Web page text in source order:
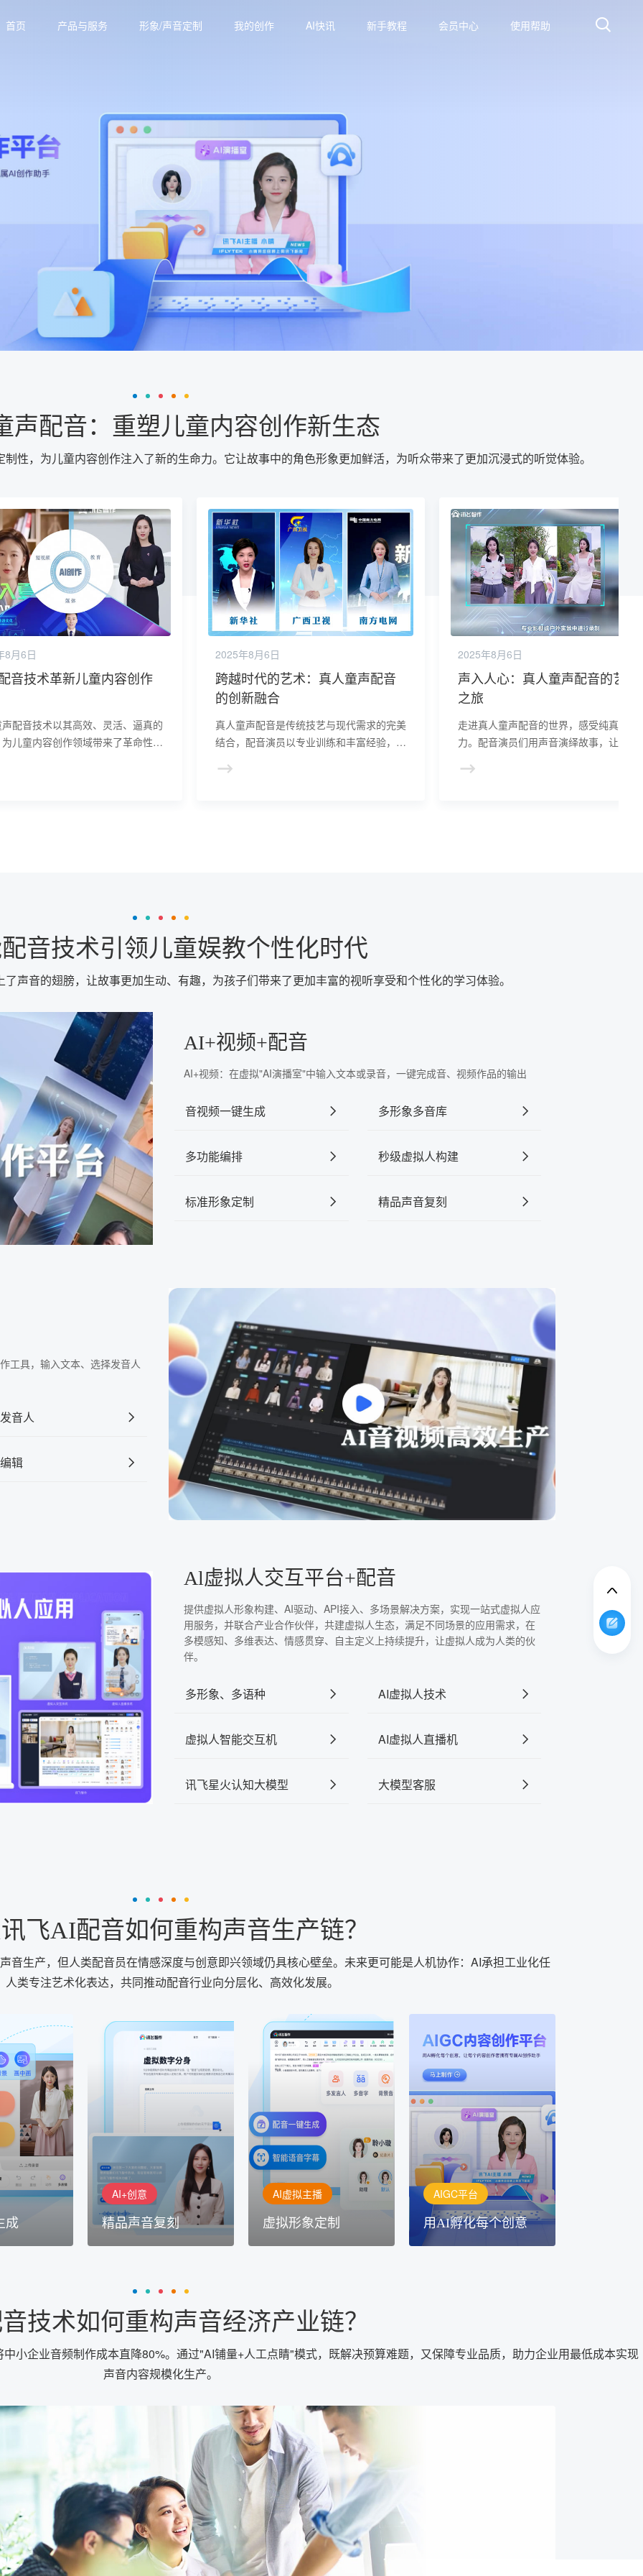
首页 产品与服务 形象/声音定制 我的创作 AI快讯 新手教程 会员中心 使用帮助
声配音：重塑儿童内容创作新生态
性，为儿童内容创作注入了新的生命力。它让故事中的角色形象更加鲜活，为听众带来了更加沉浸式的听觉体验。
8月6日
音技术革新儿童内容创作
配音技术以其高效、灵活、逼真的
儿童内容创作领域带来了革命性的
2025年8月6日
跨越时代的艺术：真人童声配音
的创新融合
真人童声配音是传统技艺与现代需求的完美
结合，配音演员以专业训练和丰富经验，精
来丰富的视听享受。
2025年8月6日
声入人心：真人童声配音的艺术
之旅
走进真人童声配音的世界，感受纯真与魅
力。配音演员们用声音演绎故事，让我们
宴。
音技术引领儿童娱教个性化时代
声音的翅膀，让故事更加生动、有趣，为孩子们带来了更加丰富的视听享受和个性化的学习体验。
AI+视频+配音
AI+视频：在虚拟"AI演播室"中输入文本或录音，一键完成音、视频作品的输出
音视频一键生成 多形象多音库
多功能编排 秒级虚拟人构建
标准形象定制 精品声音复刻
工具，输入文本、选择发音人
音人
辑
Al虚拟人交互平台+配音
提供虚拟人形象构建、AI驱动、API接入、多场景解决方案，实现一站式虚拟人应
用服务，并联合产业合作伙伴，共建虚拟人生态，满足不同场景的应用需求，在
多模感知、多维表达、情感贯穿、自主定义上持续提升，让虚拟人成为人类的伙
伴。
多形象、多语种 AI虚拟人技术
虚拟人智能交互机 AI虚拟人直播机
讯飞星火认知大模型 大模型客服
飞AI配音如何重构声音生产链？
音生产，但人类配音员在情感深度与创意即兴领域仍具核心壁垒。未来更可能是人机协作：AI承担工业化任
人类专注艺术化表达，共同推动配音行业向分层化、高效化发展。
成
球领先的
AI音频制作
、选择发音
专业音频
AI+创意
精品声音复刻
AI+创意
精品声音复刻
AI+创意：AIGC 能力集中展
示窗口，体验 AIGC 给生活
AI虚拟主播
虚拟形象定制
虚拟形象定制
讯飞智作：让每一个内容创
作者高效生产灵活定制
AIGC平台
用AI孵化每个创意
AIGC平台
用AI孵化每个创意
讯飞AIGC平台：让每个创
作者都拥有自己的专注AI创
作助手
技术如何重构声音经济产业链？
小企业音频制作成本直降80%。通过"AI铺量+人工点睛"模式，既解决预算难题，又保障专业品质，助力企业用最低成本实现
声音内容规模化生产。